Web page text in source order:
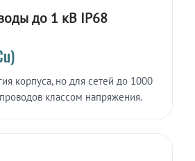
до 1 кВ IP68
корпуса, но для сетей до 1000
классом напряжения.